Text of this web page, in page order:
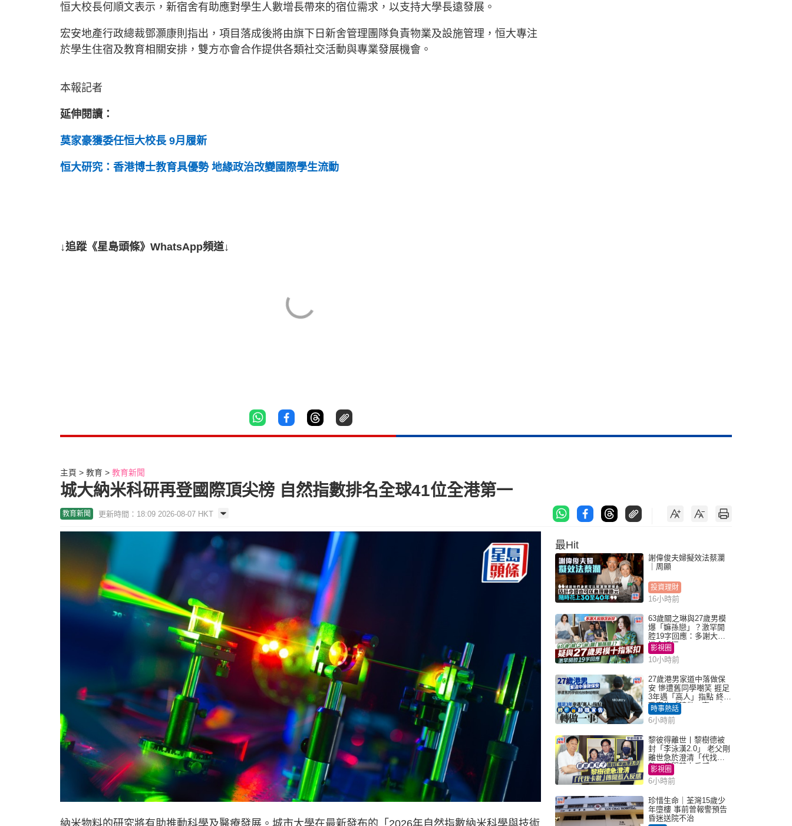
恒大校長何順文表示，新宿舍有助應對學生人數增長帶來的宿位需求，以支持大學長遠發展。
宏安地產行政總裁鄧灝康則指出，項目落成後將由旗下日新舍管理團隊負責物業及設施管理，恒大專注
於學生住宿及教育相關安排，雙方亦會合作提供各類社交活動與專業發展機會。
本報記者
延伸閱讀：
莫家豪獲委任恒大校長 9月履新
恒大研究：香港博士教育具優勢 地緣政治改變國際學生流動
↓追蹤《星島頭條》WhatsApp頻道↓
主頁 教育 教育新聞
城大納米科研再登國際頂尖榜 自然指數排名全球41位全港第一
教育新聞 更新時間：18:09 2026-08-07 HKT
納米物料的研究將有助推動科學及醫療發展。城市大學在最新發布的「2026年自然指數納米科學與技術
最Hit
謝偉俊夫婦擬效法蔡瀾
｜周顯
投資理財
16小時前
63歲關之琳與27歲男模
爆「嫲孫戀」？激罕開
腔19字回應：多謝大家
掛念近況
影視圈
10小時前
27歲港男家道中落做保
安 慘遭舊同學嘲笑 捱足
3年遇「高人」指點 終辭
職宣告「轉做一事」｜
Juicy叮
時事熱話
6小時前
黎彼得離世丨黎樹德被
封「李泳漢2.0」 老父剛
離世急於澄清「代找卡
數」傳聞惹人反感
影視圈
6小時前
珍惜生命｜荃灣15歲少
年墮樓 事前曾報警預告
昏迷送院不治